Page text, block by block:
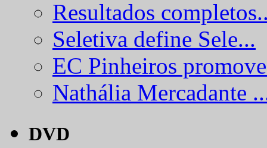
Resultados
Seletiva define Sele...
EC Pinheiros
Nathália Mercadante
DVD